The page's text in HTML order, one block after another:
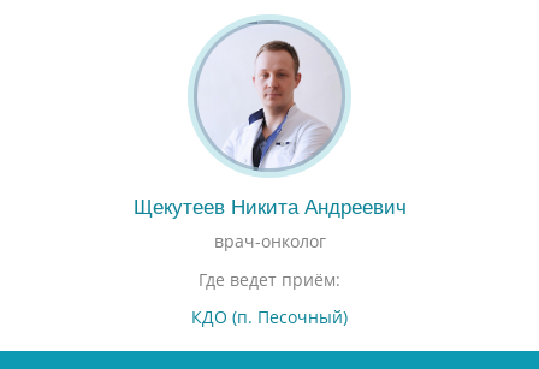
Щекутеев Никита Андреевич
врач-онколог
Где ведет приём:
КДО (п. Песочный)